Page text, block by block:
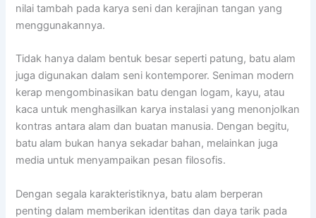
nilai tambah pada karya seni dan kerajinan tangan yang
menggunakannya.
Tidak hanya dalam bentuk besar seperti patung, batu alam
juga digunakan dalam seni kontemporer. Seniman modern
kerap mengombinasikan batu dengan logam, kayu, atau
kaca untuk menghasilkan karya instalasi yang menonjolkan
kontras antara alam dan buatan manusia. Dengan begitu,
batu alam bukan hanya sekadar bahan, melainkan juga
media untuk menyampaikan pesan filosofis.
Dengan segala karakteristiknya, batu alam berperan
penting dalam memberikan identitas dan daya tarik pada